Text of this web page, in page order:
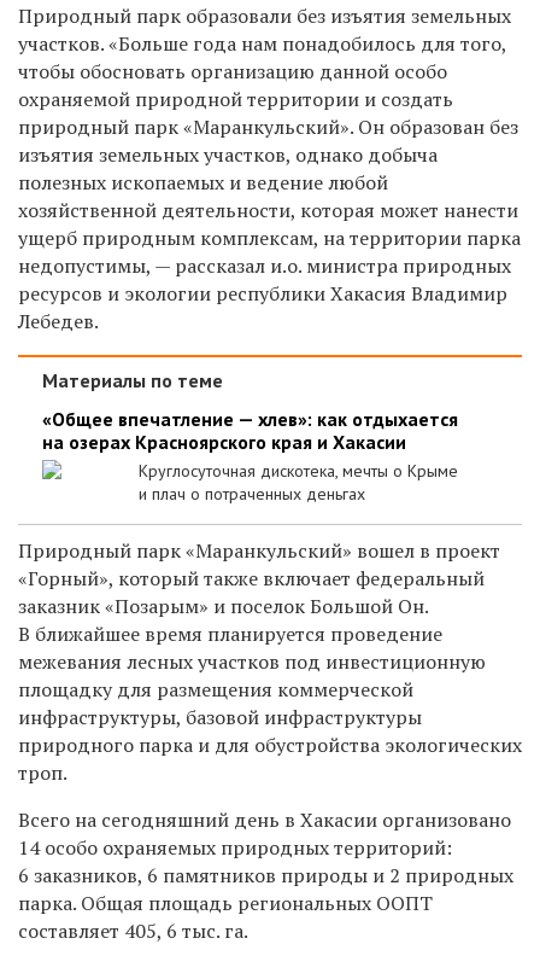
Природный парк образовали без изъятия земельных
участков. «Больше года нам понадобилось для того,
чтобы обосновать организацию данной особо
охраняемой природной территории и создать
природный парк «Маранкульский». Он образован без
изъятия земельных участков, однако добыча
полезных ископаемых и ведение любой
хозяйственной деятельности, которая может нанести
ущерб природным комплексам, на территории парка
недопустимы, — рассказал и.о. министра природных
ресурсов и экологии республики Хакасия Владимир
Лебедев.
Материалы по теме
«Общее впечатление — хлев»: как отдыхается
на озерах Красноярского края и Хакасии
Круглосуточная дискотека, мечты о Крыме
и плач о потраченных деньгах
Природный парк «Маранкульский» вошел в проект
«Горный», который также включает федеральный
заказник «Позарым» и поселок Большой Он.
В ближайшее время планируется проведение
межевания лесных участков под инвестиционную
площадку для размещения коммерческой
инфраструктуры, базовой инфраструктуры
природного парка и для обустройства экологических
троп.
Всего на сегодняшний день в Хакасии организовано
14 особо охраняемых природных территорий:
6 заказников, 6 памятников природы и 2 природных
парка. Общая площадь региональных ООПТ
составляет 405, 6 тыс. га.